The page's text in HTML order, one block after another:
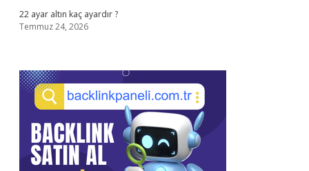
22 ayar altın kaç ayardır ?
Temmuz 24, 2026